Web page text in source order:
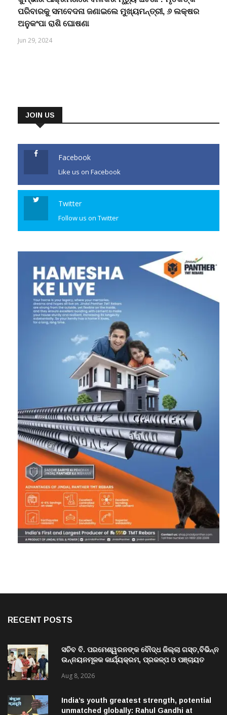
ପରିବାରକୁ ସମବେଦନା ଜଣାଇଲେ ମୁଖ୍ୟମନ୍ତ୍ରୀ, ୬ ଲକ୍ଷର
ଅନୁକଂପା ରାଶି ଘୋଷଣା
Jun 29, 2024
JOIN US
Facebook
Like us on Facebook
Twitter
Follow us on Twitter
RECENT POSTS
ସଚିବ ବି. ପରମେଶ୍ୱରନଙ୍କ ବୌଦ୍ଧ ଜିଲ୍ଲା ଗସ୍ତ,ବିଭିନ୍ନ
ଉନ୍ନୟନମୂଳକ କାର୍ଯ୍ୟକ୍ରମ, ପ୍ରକଳ୍ପ ଓ ପଞ୍ଚାୟତ
Aug 8, 2026
India’s youth greatest strength, potential
unmatched globally: Rahul Gandhi at